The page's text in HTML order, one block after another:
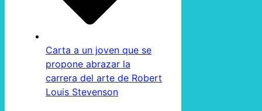
Carta a un joven que se
propone abrazar la
carrera del arte de Robert
Louis Stevenson